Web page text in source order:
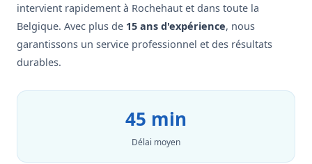
intervient rapidement à Rochehaut et dans toute la
Belgique. Avec plus de 15 ans d'expérience, nous
garantissons un service professionnel et des résultats
durables.
45 min
Délai moyen